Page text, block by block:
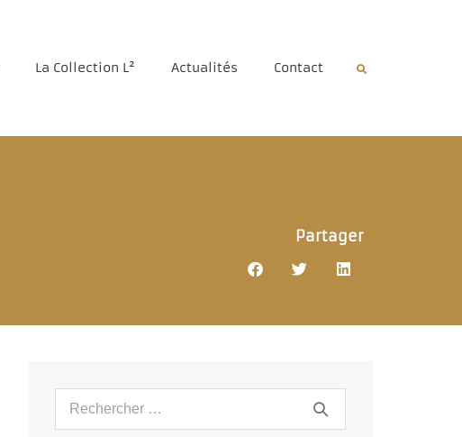
La Collection L² Actualités Contact
Partager